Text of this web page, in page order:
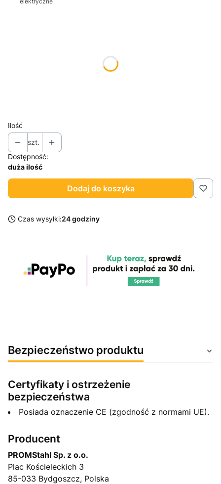
Ilość
szt.
Dostępność:
duża ilość
Dodaj do koszyka
Czas wysyłki:24 godziny
Bezpieczeństwo produktu
Certyfikaty i ostrzeżenie
bezpieczeństwa
Posiada oznaczenie CE (zgodność z normami UE).
Producent
PROMStahl Sp. z o.o.
Plac Kościeleckich 3
85-033 Bydgoszcz, Polska